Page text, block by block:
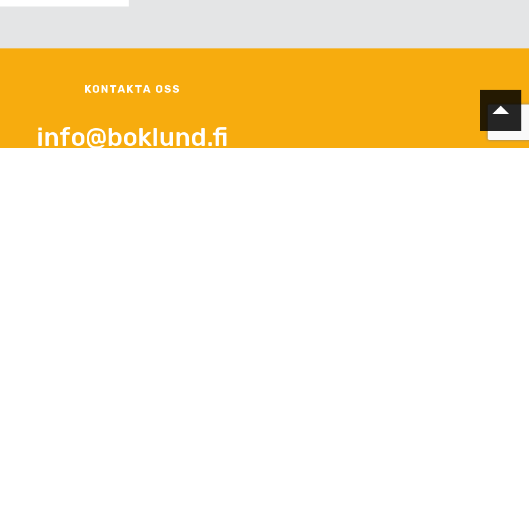
KONTAKTA OSS
info@boklund.fi